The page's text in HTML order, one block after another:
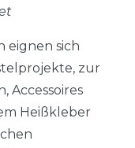
eignen sich
zur
Accessoires
Heißkleber